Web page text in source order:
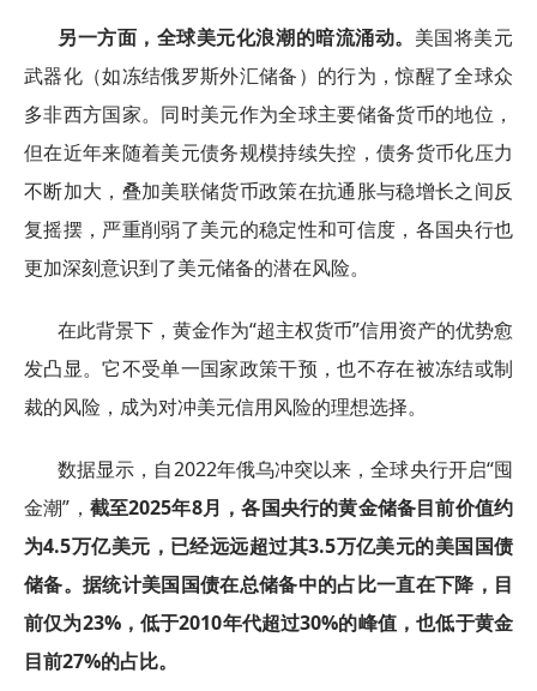
另一方面，全球美元化浪潮的暗流涌动。 美国将美元
武器化（如冻结俄罗斯外汇储备）的行为，惊醒了全球众
多非西方国家。同时美元作为全球主要储备货币的地位，
但在近年来随着美元债务规模持续失控，债务货币化压力
不断加大，叠加美联储货币政策在抗通胀与稳增长之间反
复摇摆，严重削弱了美元的稳定性和可信度，各国央行也
更加深刻意识到了美元储备的潜在风险。
在此背景下，黄金作为“超主权货币”信用资产的优势愈
发凸显。它不受单一国家政策干预，也不存在被冻结或制
裁的风险，成为对冲美元信用风险的理想选择。
数据显示，自2022年俄乌冲突以来，全球央行开启“囤
金潮”， 截至2025年8月，各国央行的黄金储备目前价值约
为4.5万亿美元，已经远远超过其3.5万亿美元的美国国债
储备。据统计美国国债在总储备中的占比一直在下降，目
前仅为23%，低于2010年代超过30%的峰值，也低于黄金
目前27%的占比。